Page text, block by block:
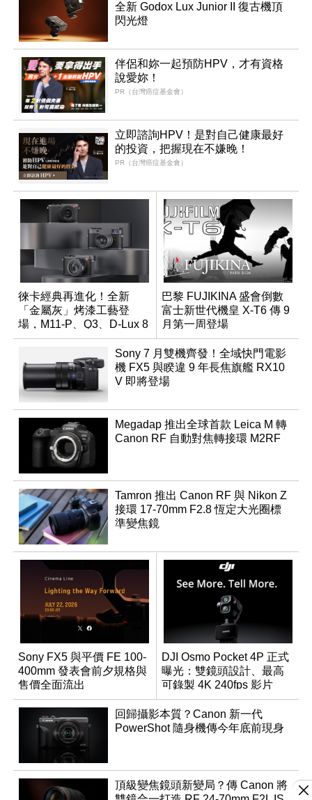
全新 Godox Lux Junior II 復古機頂
閃光燈
伴侶和妳一起預防HPV，才有資格
說愛妳！
PR（台灣癌症基金會）
立即諮詢HPV！是對自己健康最好
的投資，把握現在不嫌晚！
PR（台灣癌症基金會）
徠卡經典再進化！全新
「金屬灰」烤漆工藝登
場，M11-P、Q3、D-Lux 8
領銜換裝
巴黎 FUJIKINA 盛會倒數
富士新世代機皇 X-T6 傳 9
月第一周登場
Sony 7 月雙機齊發！全域快門電影
機 FX5 與睽違 9 年長焦旗艦 RX10
V 即將登場
Megadap 推出全球首款 Leica M 轉
Canon RF 自動對焦轉接環 M2RF
Tamron 推出 Canon RF 與 Nikon Z
接環 17-70mm F2.8 恆定大光圈標
準變焦鏡
Sony FX5 與平價 FE 100-
400mm 發表會前夕規格與
售價全面流出
DJI Osmo Pocket 4P 正式
曝光：雙鏡頭設計、最高
可錄製 4K 240fps 影片
回歸攝影本質？Canon 新一代
PowerShot 隨身機傳今年底前現身
頂級變焦鏡頭新變局？傳 Canon 將